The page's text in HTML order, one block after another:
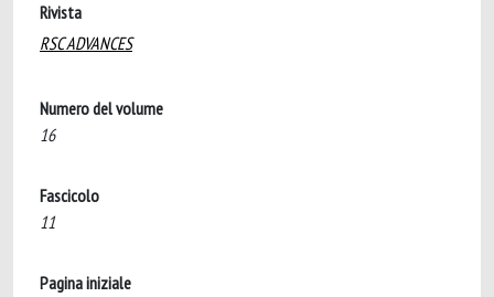
Rivista
RSC ADVANCES
Numero del volume
16
Fascicolo
11
Pagina iniziale